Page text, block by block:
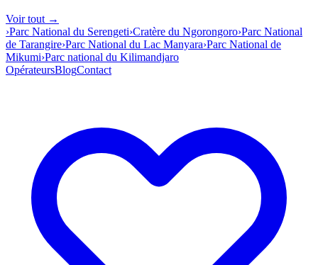
Voir tout →
›Parc National du Serengeti›Cratère du Ngorongoro›Parc National
de Tarangire›Parc National du Lac Manyara›Parc National de
Mikumi›Parc national du Kilimandjaro
OpérateursBlogContact